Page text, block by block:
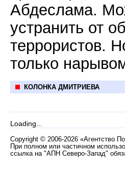
Абдеслама.
устранить от
террористов.
только
КОЛОНКА ДМИТРИЕВА
Loading...
Copyright © 2006-2026 «Агентство
При полном или частичном
ссылка на "АПН Северо-Запад"